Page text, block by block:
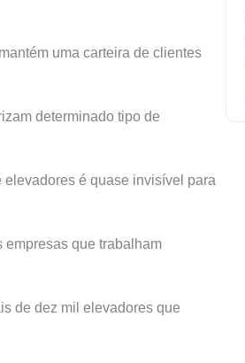
uma carteira de clientes
determinado tipo de
é quase invisível para
empresas que trabalham
de dez mil elevadores que